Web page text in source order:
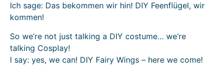
Ich sage: Das bekommen wir hin! DIY Feenflügel, wir
kommen!
So we’re not just talking a DIY costume… we’re
talking Cosplay!
I say: yes, we can! DIY Fairy Wings – here we come!